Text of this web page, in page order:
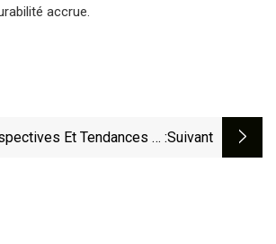
accrue.
Et Tendances Et :suivant